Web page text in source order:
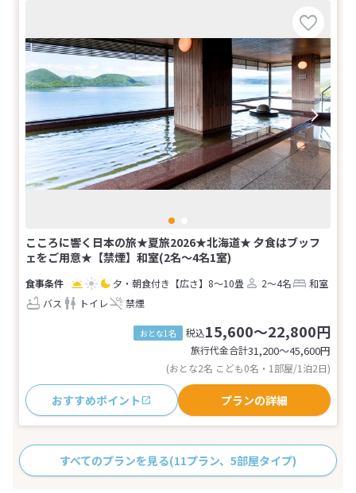
こころに響く日本の旅★夏旅2026★北海道★ 夕食はブッフ
ェをご用意★【禁煙】和室(2名～4名1室)
夕・朝食付き 【広さ】8～10畳 2～4名
和室
バス
トイレ 禁煙
おとな1名 税込15,600～22,800円
旅行代金合計31,200〜45,600円
(おとな2名 こども0名・1部屋/1泊2日)
おすすめポイント プランの詳細
すべてのプランを見る(11プラン、5部屋タイプ)